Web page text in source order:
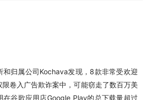
和归属公司Kochava发现，8款非常受欢迎
卷入广告欺诈案中，可能窃走了数百万美
在谷歌应用店Google Play的总下载量超过